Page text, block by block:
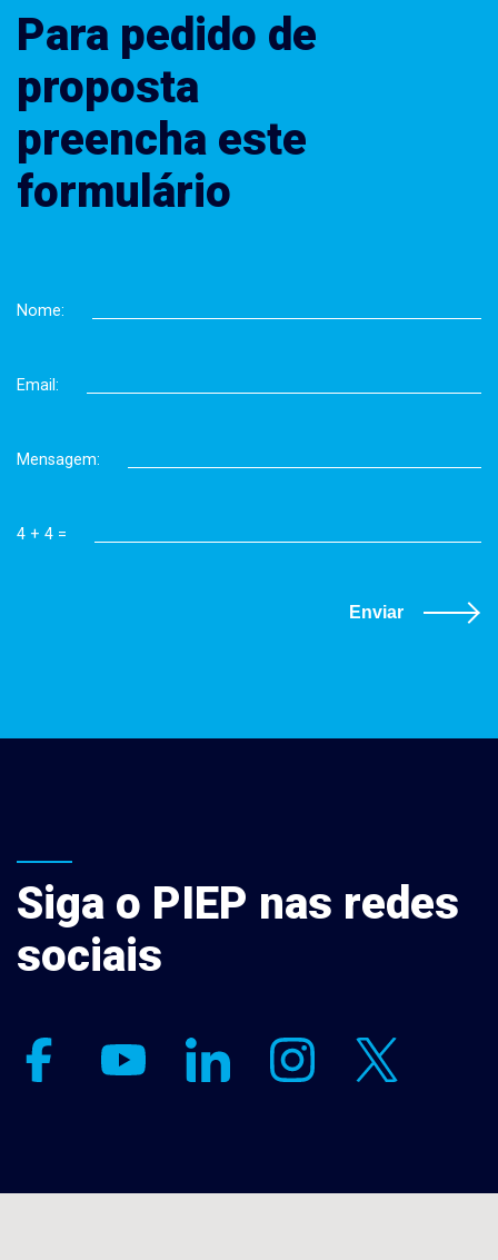
Para pedido de
proposta
preencha este
formulário
Nome:
Email:
Mensagem:
4 + 4 =
Enviar
Siga o PIEP nas redes
sociais